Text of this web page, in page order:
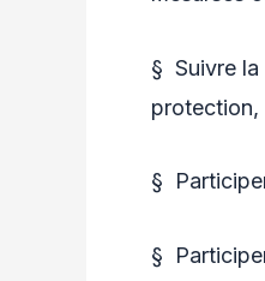
§ Suivre
protection,
§
§